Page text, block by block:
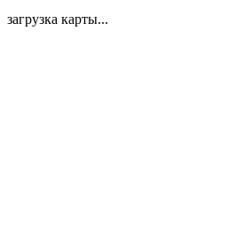
загрузка карты...